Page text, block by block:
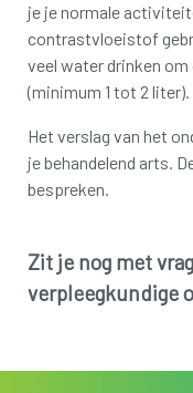
je je normale
contrastvloeistof
veel water drinken
(minimum 1 tot 2 liter).
Het verslag van het
je behandelend arts.
bespreken.
Zit je nog met
verpleegkundige